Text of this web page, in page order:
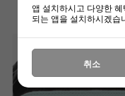
앱 설치하시고 다양한
되는 앱을 설치하시겠습
취소